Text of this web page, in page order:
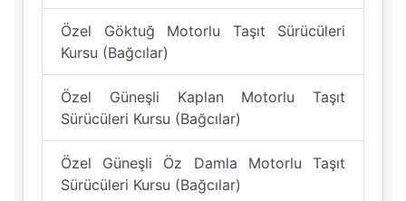
Özel Göktuğ Motorlu Taşıt Sürücüleri
Kursu (Bağcılar)
Özel Güneşli Kaplan Motorlu Taşıt
Sürücüleri Kursu (Bağcılar)
Özel Güneşli Öz Damla Motorlu Taşıt
Sürücüleri Kursu (Bağcılar)